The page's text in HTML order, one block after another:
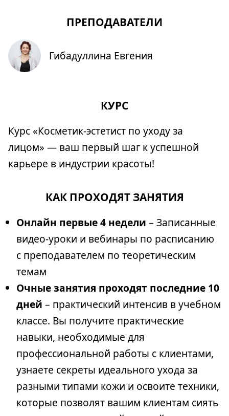
ПРЕПОДАВАТЕЛИ
Гибадуллина Евгения
КУРС
Курс «Косметик-эстетист по уходу за
лицом» — ваш первый шаг к успешной
карьере в индустрии красоты!
КАК ПРОХОДЯТ ЗАНЯТИЯ
Онлайн первые 4 недели – Записанные
видео-уроки и вебинары по расписанию
с преподавателем по теоретическим
темам
Очные занятия проходят последние 10
дней – практический интенсив в учебном
классе. Вы получите практические
навыки, необходимые для
профессиональной работы с клиентами,
узнаете секреты идеального ухода за
разными типами кожи и освоите техники,
которые позволят вашим клиентам сиять